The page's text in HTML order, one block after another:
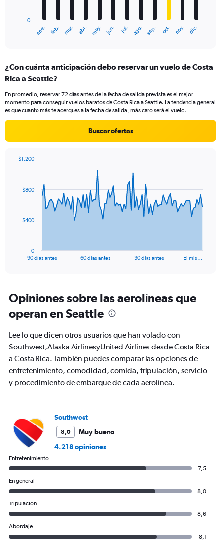
Range:
12
The
chart
axis
values.
ene. feb. mar. abr. may. jun. jul. ago. sep. oct. nov. dic.
0
¿Con cuánta anticipación debo reservar un vuelo de Costa
Rica a Seattle?
En promedio, reservar 72 días antes de la fecha de salida prevista es el mejor
momento para conseguir vuelos baratos de Costa Rica a Seattle. La tendencia general
es que cuanto más te acerques a la fecha de salida, más caro será el vuelo.
Buscar ofertas
data
The
Range:
91
categories.
The
chart
1
Y
axis
displaying
values.
1200.
90 días antes 60 días antes 30 días antes El mis…
0
$400
$800
$1.200
Opiniones sobre las aerolíneas que
operan en Seattle
Lee lo que dicen otros usuarios que han volado con
Southwest,Alaska AirlinesyUnited Airlines desde Costa Rica
a Costa Rica. También puedes comparar las opciones de
entretenimiento, comodidad, comida, tripulación, servicio
y procedimiento de embarque de cada aerolínea.
Southwest
8,0
Muy bueno
4.218 opiniones
Entretenimiento
7,5
En general
8,0
Tripulación
8,6
Abordaje
8,1